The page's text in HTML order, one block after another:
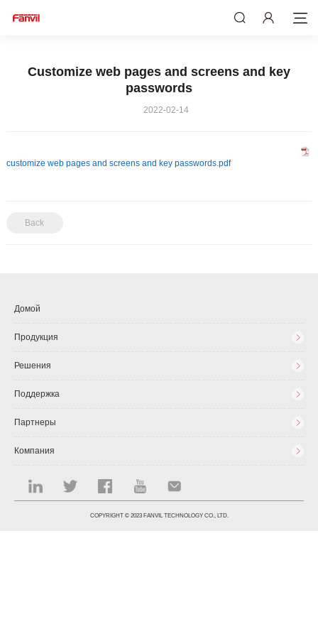
Customize web pages and screens and key
passwords
2022-02-14
customize web pages and screens and key passwords.pdf
Back
Домой
Продукция
Решения
Поддержка
Партнеры
Компания
COPYRIGHT © 2023 FANVIL TECHNOLOGY CO., LTD.